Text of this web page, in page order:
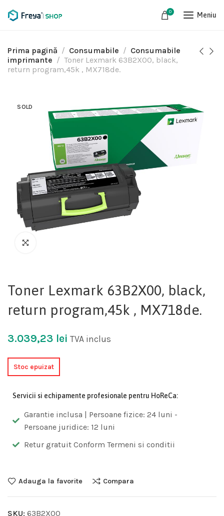
0 Meniu
Prima pagină Consumabile
Consumabile
imprimante
Toner Lexmark 63B2X00, black,
return program,45k , MX718de.
SOLD
Toner Lexmark 63B2X00, black,
return program,45k , MX718de.
3.039,23 lei TVA inclus
Stoc epuizat
Servicii si echipamente profesionale pentru HoReCa:
Garantie inclusa | Persoane fizice: 24 luni -
Persoane juridice: 12 luni
Retur gratuit Conform Termeni si conditii
Adauga la favorite Compara
SKU: 63B2X00